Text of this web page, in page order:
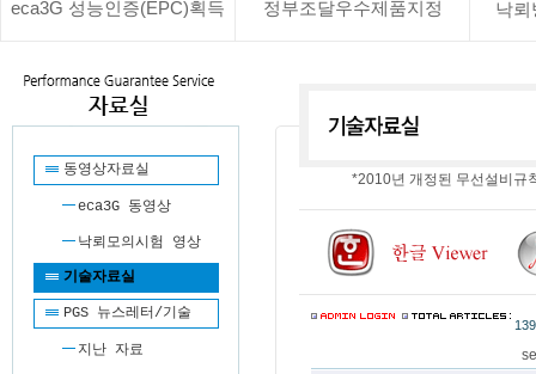
eca3G 성능인증(EPC)획득 정부조달우수제품지정 낙뢰
동영상자료실
eca3G 동영상
낙뢰모의시험 영상
기술자료실
PGS 뉴스레터/기술
지난 자료
*2010년 개정된 무선설비규
139